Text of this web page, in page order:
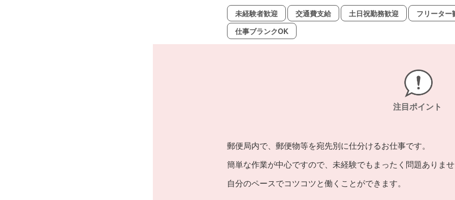
未経験者歓迎 交通費支給 土日祝勤務歓迎
フリーター
仕事ブランクOK
注目ポイント
郵便局内で、郵便物等を宛先別に仕分けるお仕事です。
簡単な作業が中心ですので、未経験でもまったく問題ありま
自分のペースでコツコツと働くことができます。